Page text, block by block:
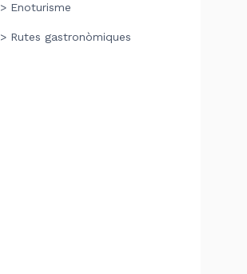
> Enoturisme
> Rutes gastronòmiques